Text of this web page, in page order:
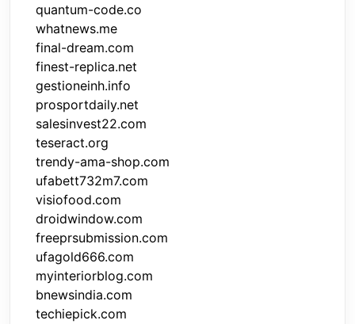
quantum-code.co
whatnews.me
final-dream.com
finest-replica.net
gestioneinh.info
prosportdaily.net
salesinvest22.com
teseract.org
trendy-ama-shop.com
ufabett732m7.com
visiofood.com
droidwindow.com
freeprsubmission.com
ufagold666.com
myinteriorblog.com
bnewsindia.com
techiepick.com